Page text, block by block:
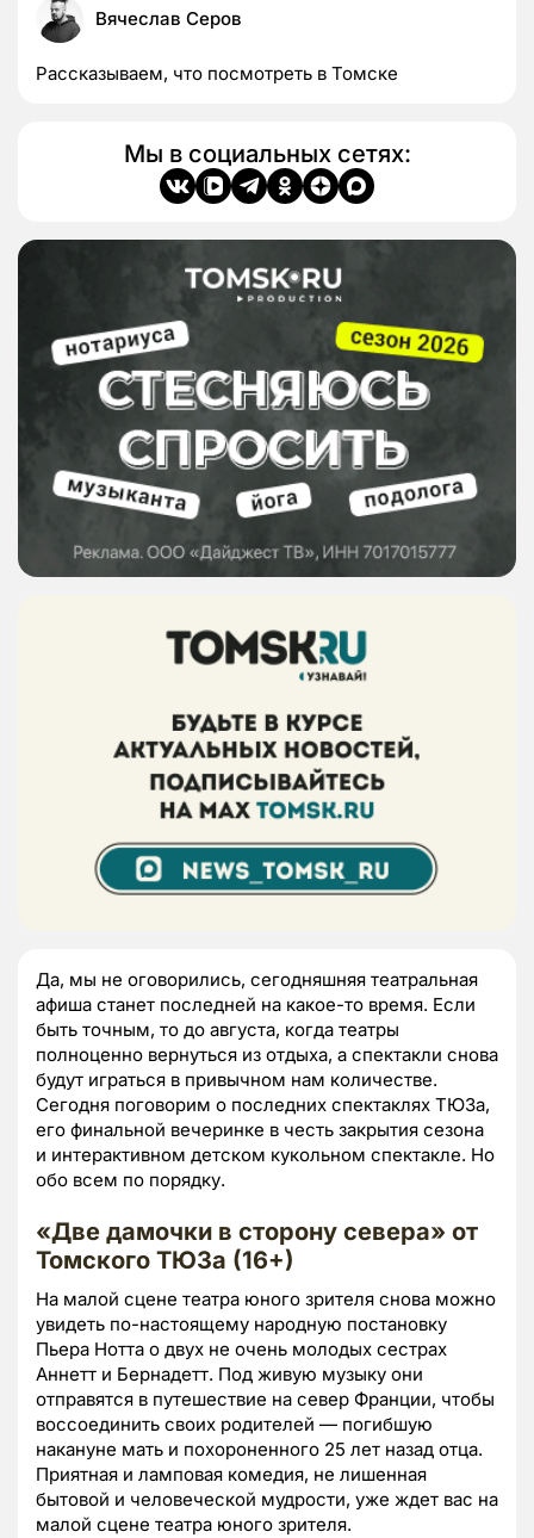
Вячеслав Серов
Рассказываем, что посмотреть в Томске
Мы в социальных сетях:
Да, мы не оговорились, сегодняшняя театральная
афиша станет последней на какое-то время. Если
быть точным, то до августа, когда театры
полноценно вернуться из отдыха, а спектакли снова
будут играться в привычном нам количестве.
Сегодня поговорим о последних спектаклях ТЮЗа,
его финальной вечеринке в честь закрытия сезона
и интерактивном детском кукольном спектакле. Но
обо всем по порядку.
«Две дамочки в сторону севера» от
Томского ТЮЗа (16+)
На малой сцене театра юного зрителя снова можно
увидеть по-настоящему народную постановку
Пьера Нотта о двух не очень молодых сестрах
Аннетт и Бернадетт. Под живую музыку они
отправятся в путешествие на север Франции, чтобы
воссоединить своих родителей — погибшую
накануне мать и похороненного 25 лет назад отца.
Приятная и ламповая комедия, не лишенная
бытовой и человеческой мудрости, уже ждет вас на
малой сцене театра юного зрителя.